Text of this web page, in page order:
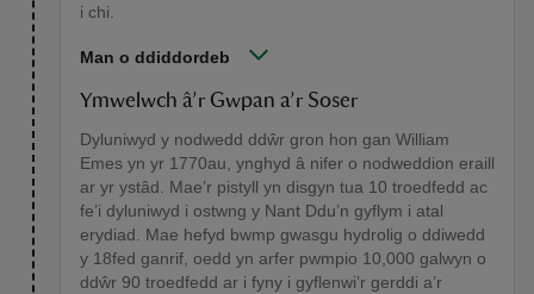
i chi.
Man o ddiddordeb
Ymwelwch â’r Gwpan a’r Soser
Dyluniwyd y nodwedd ddŵr gron hon gan William
Emes yn yr 1770au, ynghyd â nifer o nodweddion eraill
ar yr ystâd. Mae’r pistyll yn disgyn tua 10 troedfedd ac
fe’i dyluniwyd i ostwng y Nant Ddu’n gyflym i atal
erydiad. Mae hefyd bwmp gwasgu hydrolig o ddiwedd
y 18fed ganrif, oedd yn arfer pwmpio 10,000 galwyn o
ddŵr 90 troedfedd ar i fyny i gyflenwi’r gerddi a’r